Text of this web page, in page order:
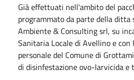
Già effettuati nell'ambito del
programmato da parte della ditta
Ambiente & Consulting srl, su
Sanitaria Locale di Avellino e con
personale del Comune di
di disinfestazione ovo-larvicida e